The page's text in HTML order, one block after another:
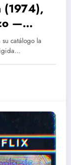
(1974),
—
su catálogo la